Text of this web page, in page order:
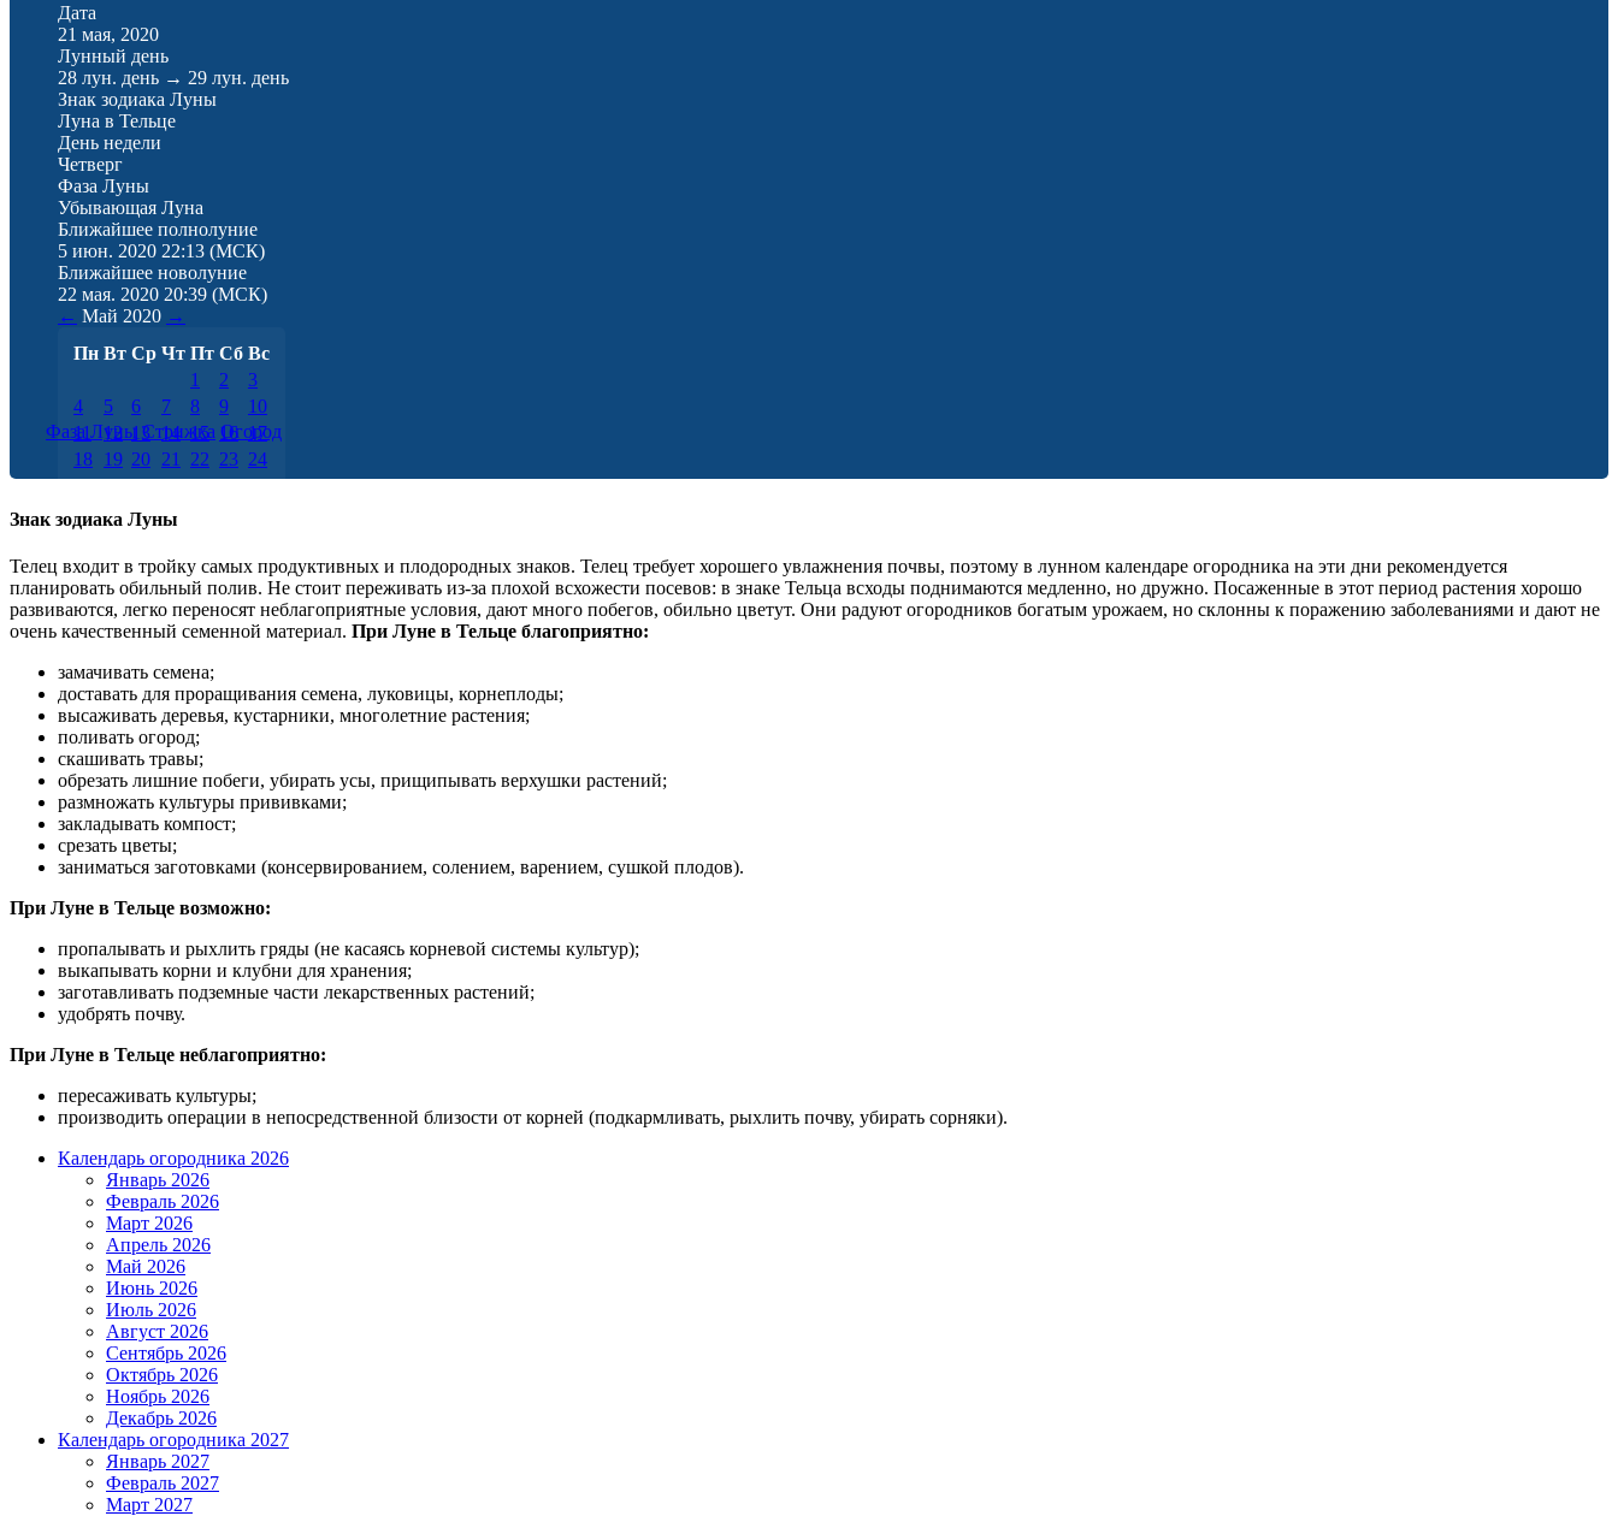
Дата
21 мая, 2020
Лунный день
28 лун. день → 29 лун. день
Знак зодиака Луны
Луна в Тельце
День недели
Четверг
Фаза Луны
Убывающая Луна
Ближайшее полнолуние
5 июн. 2020 22:13 (МСК)
Ближайшее новолуние
22 мая. 2020 20:39 (МСК)
← Май 2020 →
Пн Вт Ср Чт Пт Сб Вс
1
2
3
4
5 6 7 8 9
10
11 12 13 14 15 16 17
18 19 20 21 22 23 24
25 26 27 28 29 30
31
Фаза Луны Стрижка Огород
Знак зодиака Луны
Телец входит в тройку самых продуктивных и плодородных знаков. Телец требует хорошего увлажнения почвы, поэтому в лунном календаре огородника на эти дни рекомендуется
планировать обильный полив. Не стоит переживать из-за плохой всхожести посевов: в знаке Тельца всходы поднимаются медленно, но дружно. Посаженные в этот период растения хорошо
развиваются, легко переносят неблагоприятные условия, дают много побегов, обильно цветут. Они радуют огородников богатым урожаем, но склонны к поражению заболеваниями и дают не
очень качественный семенной материал. При Луне в Тельце благоприятно:
замачивать семена;
доставать для проращивания семена, луковицы, корнеплоды;
высаживать деревья, кустарники, многолетние растения;
поливать огород;
скашивать травы;
обрезать лишние побеги, убирать усы, прищипывать верхушки растений;
размножать культуры прививками;
закладывать компост;
срезать цветы;
заниматься заготовками (консервированием, солением, варением, сушкой плодов).
При Луне в Тельце возможно:
пропалывать и рыхлить гряды (не касаясь корневой системы культур);
выкапывать корни и клубни для хранения;
заготавливать подземные части лекарственных растений;
удобрять почву.
При Луне в Тельце неблагоприятно:
пересаживать культуры;
производить операции в непосредственной близости от корней (подкармливать, рыхлить почву, убирать сорняки).
Календарь огородника 2026
Январь 2026
Февраль 2026
Март 2026
Апрель 2026
Май 2026
Июнь 2026
Июль 2026
Август 2026
Сентябрь 2026
Октябрь 2026
Ноябрь 2026
Декабрь 2026
Календарь огородника 2027
Январь 2027
Февраль 2027
Март 2027